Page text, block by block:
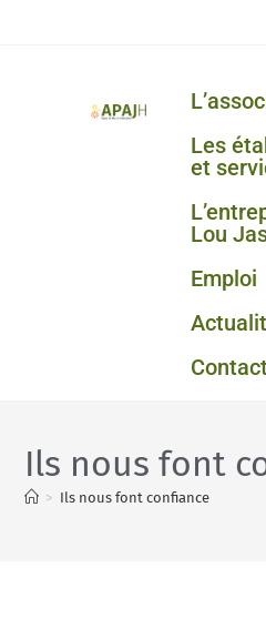
Les
et
Lou
Emploi
Ils nous font
> Ils nous font confiance